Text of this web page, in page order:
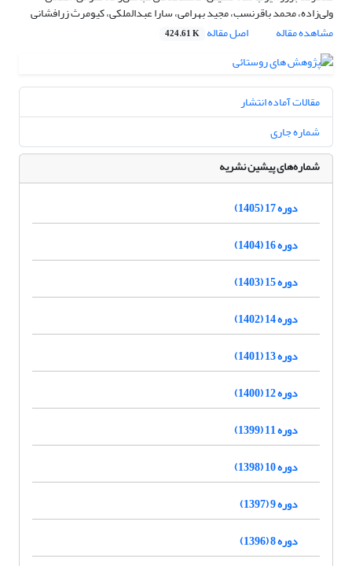
ولی‌زاده، محمد باقرنسب، مجید بهرامی، سارا عبدالملکی، کیومرث زرافشانی
مشاهده مقاله
اصل مقاله 424.61 K
مقالات آماده انتشار
شماره جاری
شماره‌های پیشین نشریه
دوره 17 (1405)
دوره 16 (1404)
دوره 15 (1403)
دوره 14 (1402)
دوره 13 (1401)
دوره 12 (1400)
دوره 11 (1399)
دوره 10 (1398)
دوره 9 (1397)
دوره 8 (1396)